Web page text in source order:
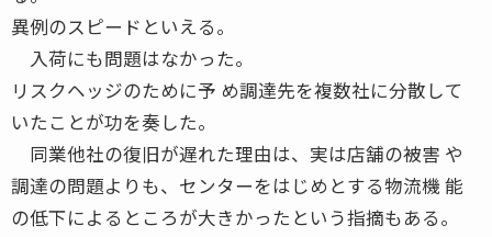
異例のスピードといえる。
入荷にも問題はなかった。
リスクヘッジのために予 め調達先を複数社に分散して
いたことが功を奏した。
同業他社の復旧が遅れた理由は、実は店舗の被害 や
調達の問題よりも、センターをはじめとする物流機 能
の低下によるところが大きかったという指摘もある。